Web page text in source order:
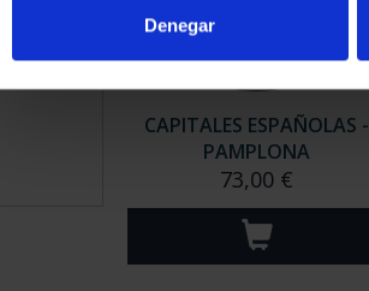
Denegar
CAPITALES ESPAÑOLAS -
PAMPLONA
73,00 €